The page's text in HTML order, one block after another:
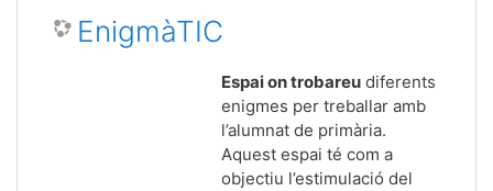
EnigmàTIC
Espai on trobareu diferents
enigmes per treballar amb
l’alumnat de primària.
Aquest espai té com a
objectiu l’estimulació del